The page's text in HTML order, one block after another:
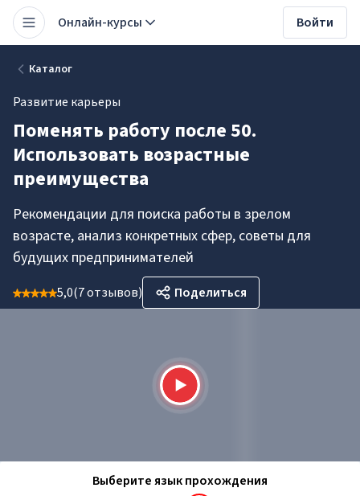
Онлайн-курсы Войти
Каталог
Развитие карьеры
Поменять работу после 50.
Использовать возрастные
преимущества
Рекомендации для поиска работы в зрелом
возрасте, анализ конкретных сфер, советы для
будущих предпринимателей
5,0(7 отзывов) Поделиться
Выберите язык прохождения